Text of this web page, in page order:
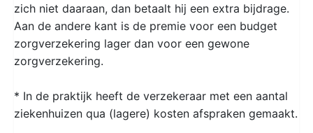
zich niet daaraan, dan betaalt hij een extra bijdrage.
Aan de andere kant is de premie voor een budget
zorgverzekering lager dan voor een gewone
zorgverzekering.
* In de praktijk heeft de verzekeraar met een aantal
ziekenhuizen qua (lagere) kosten afspraken gemaakt.